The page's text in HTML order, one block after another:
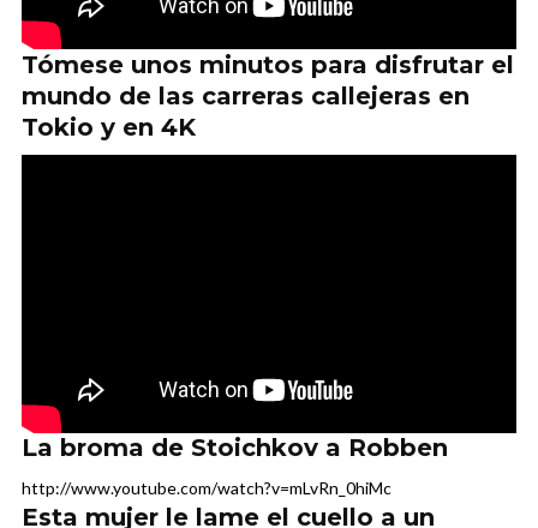
Tómese unos minutos para disfrutar el
mundo de las carreras callejeras en
Tokio y en 4K
La broma de Stoichkov a Robben
http://www.youtube.com/watch?v=mLvRn_0hiMc
Esta mujer le lame el cuello a un